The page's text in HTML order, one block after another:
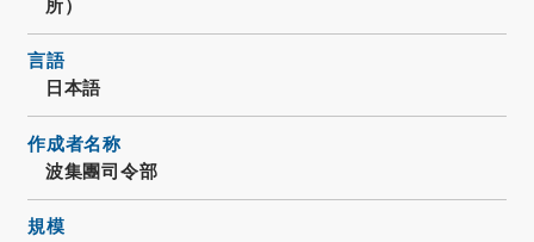
所）
言語
日本語
作成者名称
波集團司令部
規模